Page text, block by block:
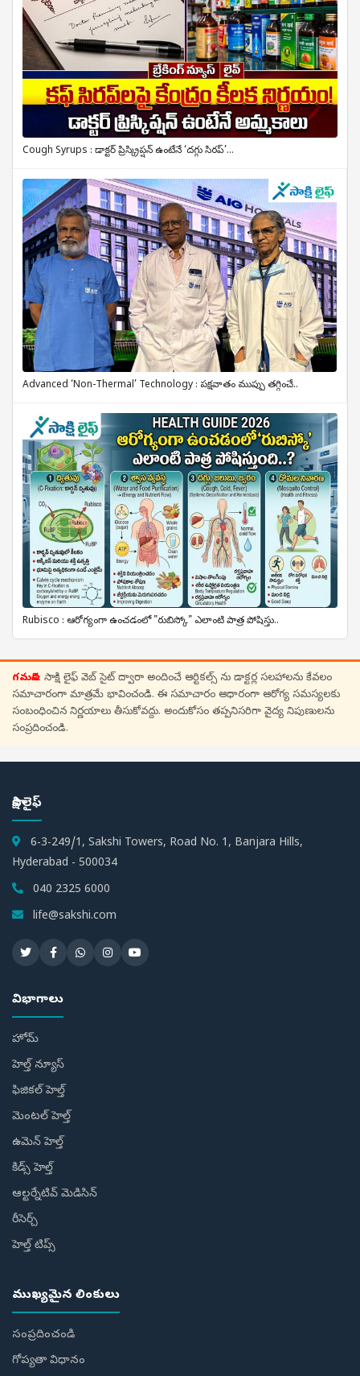
Cough Syrups : డాక్టర్ ప్రిస్క్రిప్షన్ ఉంటేనే ‘దగ్గు సిరప్’...
Advanced ‘Non-Thermal’ Technology : పక్షవాతం ముప్పు తగ్గించే..
Rubisco : ఆరోగ్యంగా ఉంచడంలో "రుబిస్కో" ఎలాంటి పాత్ర పోషిస్తు..
గమనిక: సాక్షి లైఫ్ వెబ్ సైట్ ద్వారా అందించే ఆర్టికల్స్ ను డాక్టర్ల సలహాలను కేవలం
సమాచారంగా మాత్రమే భావించండి. ఈ సమాచారం ఆధారంగా ఆరోగ్య సమస్యలకు
సంబంధించిన నిర్ణయాలు తీసుకోవద్దు. అందుకోసం తప్పనిసరిగా వైద్య నిపుణులను
సంప్రదించండి.
సాక్షి లైఫ్
6-3-249/1, Sakshi Towers, Road No. 1, Banjara Hills,
Hyderabad - 500034
040 2325 6000
life@sakshi.com
విభాగాలు
హోమ్
హెల్త్ న్యూస్
ఫిజికల్ హెల్త్
మెంటల్ హెల్త్
ఉమెన్ హెల్త్
కిడ్స్ హెల్త్
ఆల్టర్నేటివ్ మెడిసిన్
రీసెర్చ్
హెల్త్‌ టిప్స్‌
ముఖ్యమైన లింకులు
సంప్రదించండి
గోప్యతా విధానం